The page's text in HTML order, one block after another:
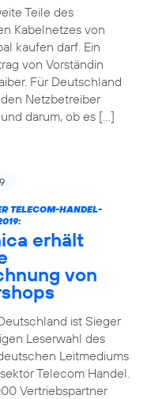
Teile des
Kabelnetzes von
kaufen darf. Ein
von Vorständin
Für Deutschland
Netzbetreiber
darum, ob es […]
TELECOM-HANDEL-
erhält
von
ist Sieger
Leserwahl des
Leitmediums
Telecom Handel.
Vertriebspartner